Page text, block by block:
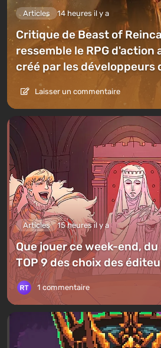
Articles 14 heures il y a
Critique de Beast of
ressemble le RPG d'action
créé par les développeurs
Laisser un commentaire
Articles 15 heures il y a
Que jouer ce week-end, du
TOP 9 des choix des
1 commentaire